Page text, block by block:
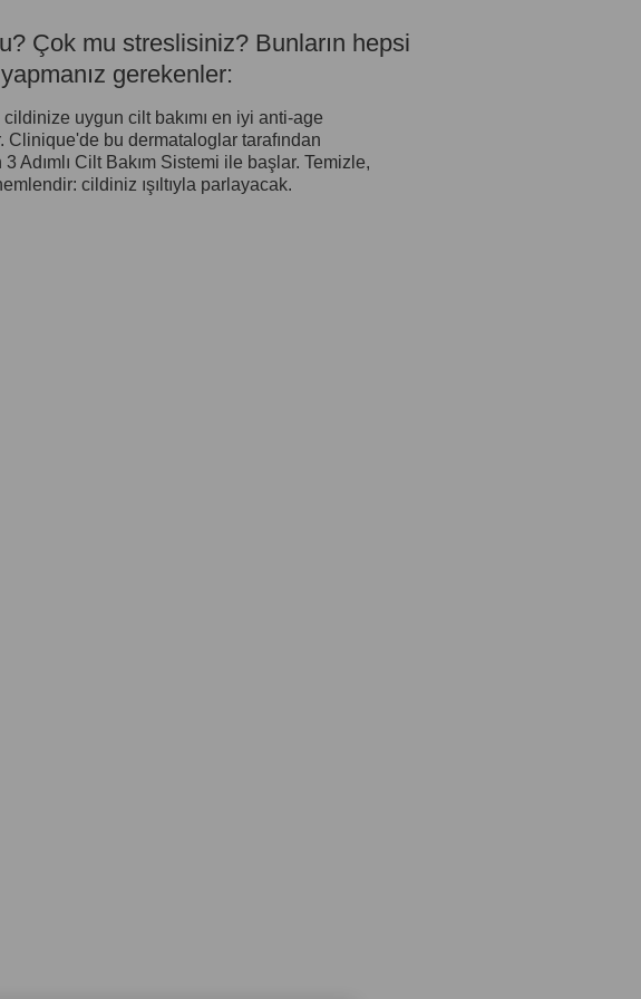
Çok mu streslisiniz? Bunların hepsi
gerekenler:
uygun cilt bakımı en iyi anti-age
Clinique'de bu dermataloglar tarafından
Adımlı Cilt Bakım Sistemi ile başlar. Temizle,
cildiniz ışıltıyla parlayacak.